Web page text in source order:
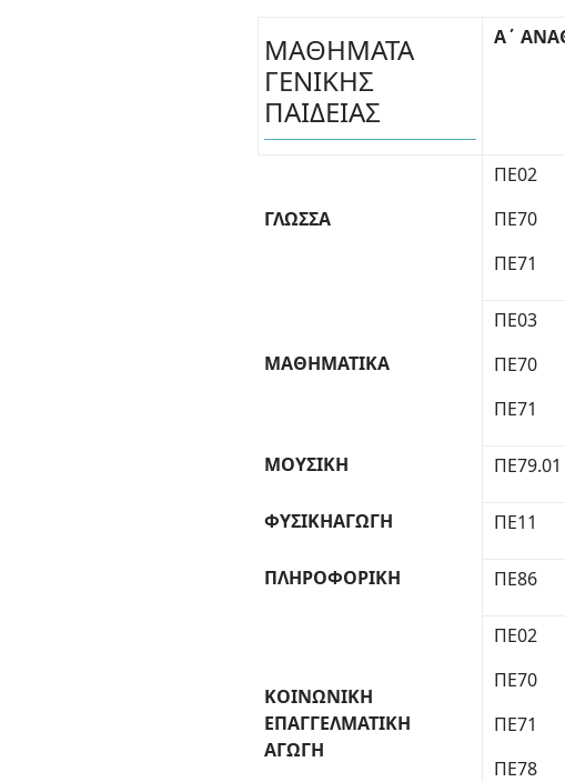
ΜΑΘΗΜΑΤΑ
ΓΕΝΙΚΗΣ
ΠΑΙΔΕΙΑΣ
Α΄
ΓΛΩΣΣΑ
ΠΕ02
ΠΕ70
ΠΕ71
ΜΑΘΗΜΑΤΙΚΑ
ΠΕ03
ΠΕ70
ΠΕ71
ΜΟΥΣΙΚΗ ΠΕ79.01
ΦΥΣΙΚΗΑΓΩΓΗ ΠΕ11
ΠΛΗΡΟΦΟΡΙΚΗ ΠΕ86
ΚΟΙΝΩΝΙΚΗ
ΕΠΑΓΓΕΛΜΑΤΙΚΗ
ΑΓΩΓΗ
ΠΕ02
ΠΕ70
ΠΕ71
ΠΕ78